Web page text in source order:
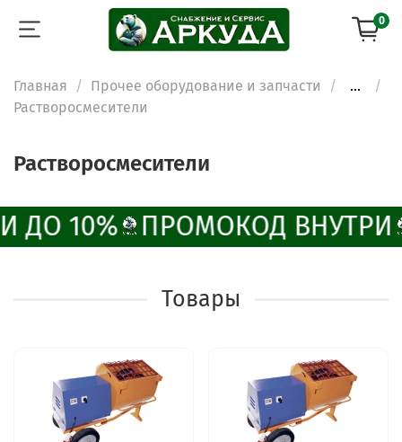
0
Главная Прочее оборудование и запчасти
...
Растворосмесители
Растворосмесители
ДО 10% ПРОМОКОД ВНУТРИ
Товары